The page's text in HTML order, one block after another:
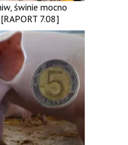
świnie mocno
7.08]